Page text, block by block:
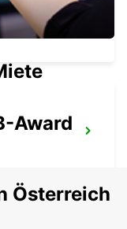
Award
Österreich